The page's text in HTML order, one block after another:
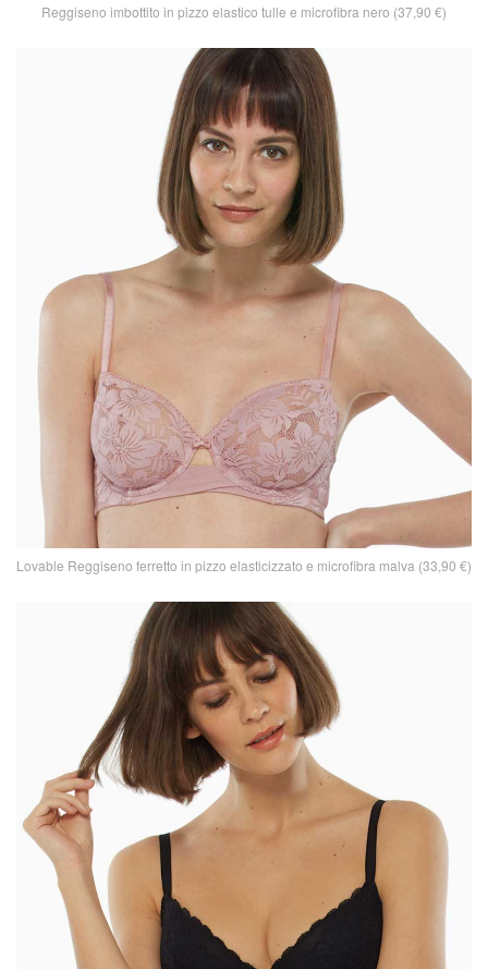
Reggiseno imbottito in pizzo elastico tulle e microfibra nero (37,90 €)
Lovable Reggiseno ferretto in pizzo elasticizzato e microfibra malva (33,90 €)